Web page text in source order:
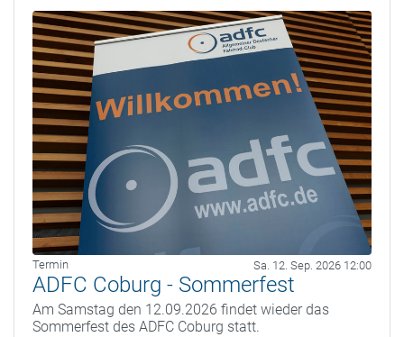
Termin Sa. 12. Sep. 2026 12:00
ADFC Coburg - Sommerfest
Am Samstag den 12.09.2026 findet wieder das
Sommerfest des ADFC Coburg statt.